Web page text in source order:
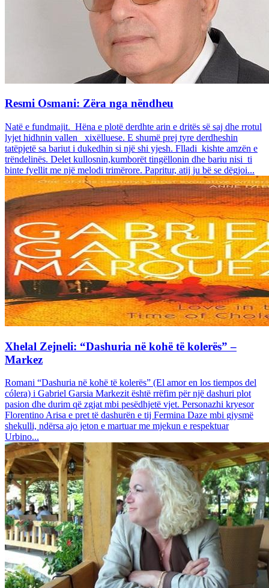
Resmi Osmani: Zëra nga nëndheu
Natë e fundmajit. Hëna e plotë derdhte arin e dritës së saj dhe rrotul
lyjet hidhnin vallen xixëlluese. E shumë prej tyre derdheshin
tatëpjetë sa bariut i dukedhin si një shi yjesh. Flladi kishte amzën e
trëndelinës. Delet kullosnin,kumborët tingëllonin dhe bariu nisi ti
binte fyellit me një melodi trimërore. Papritur, atij ju bë se dëgjoi...
Xhelal Zejneli: “Dashuria në kohë të kolerës” –
Markez
Romani “Dashuria në kohë të kolerës” (El amor en los tiempos del
cólera) i Gabriel Garsia Markezit është rrëfim për një dashuri plot
pasion dhe durim që zgjat mbi pesëdhjetë vjet. Personazhi kryesor
Florentino Arisa e pret të dashurën e tij Fermina Daze mbi gjysmë
shekulli, ndërsa ajo jeton e martuar me mjekun e respektuar
Urbino...